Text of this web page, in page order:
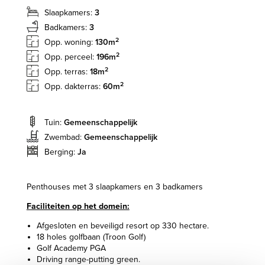
Slaapkamers: 3
Badkamers: 3
Opp. woning: 130m2
Opp. perceel: 196m2
Opp. terras: 18m2
Opp. dakterras: 60m2
Tuin: Gemeenschappelijk
Zwembad: Gemeenschappelijk
Berging: Ja
Penthouses met 3 slaapkamers en 3 badkamers
Faciliteiten op het domein:
Afgesloten en beveiligd resort op 330 hectare.
18 holes golfbaan (Troon Golf)
Golf Academy PGA
Driving range-putting green.